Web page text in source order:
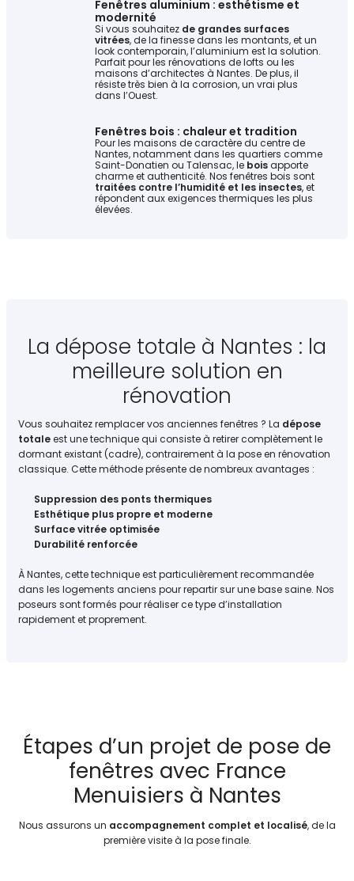
Fenêtres aluminium : esthétisme et
modernité
Si vous souhaitez de grandes surfaces
vitrées, de la finesse dans les montants, et un
look contemporain, l’aluminium est la solution.
Parfait pour les rénovations de lofts ou les
maisons d’architectes à Nantes. De plus, il
résiste très bien à la corrosion, un vrai plus
dans l’Ouest.
Fenêtres bois : chaleur et tradition
Pour les maisons de caractère du centre de
Nantes, notamment dans les quartiers comme
Saint-Donatien ou Talensac, le boisapporte
charme et authenticité. Nos fenêtres bois sont
traitées contre l’humidité et les insectes, et
répondent aux exigences thermiques les plus
élevées.
La dépose totale à Nantes : la
meilleure solution en
rénovation
Vous souhaitez remplacer vos anciennes fenêtres ? La dépose
totaleest une technique qui consiste à retirer complètement le
dormant existant (cadre), contrairement à la pose en rénovation
classique. Cette méthode présente de nombreux avantages :
Suppression des ponts thermiques
Esthétique plus propre et moderne
Surface vitrée optimisée
Durabilité renforcée
À Nantes, cette technique est particulièrement recommandée
dans les logements anciens pour repartir sur une base saine. Nos
poseurs sont formés pour réaliser ce type d’installation
rapidement et proprement.
Étapes d’un projet de pose de
fenêtres avec France
Menuisiers à Nantes
Nous assurons un accompagnement complet et localisé, de la
première visite à la pose finale.